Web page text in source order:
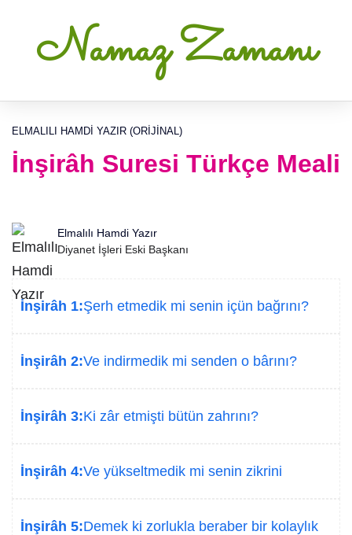
Namaz Zamanı
ELMALILI HAMDI YAZIR (ORIJINAL)
İnşirâh Suresi Türkçe Meali
Elmalılı Hamdi Yazır
Diyanet İşleri Eski Başkanı
İnşirâh 1:Şerh etmedik mi senin içün bağrını?
İnşirâh 2:Ve indirmedik mi senden o bârını?
İnşirâh 3:Ki zâr etmişti bütün zahrını?
İnşirâh 4:Ve yükseltmedik mi senin zikrini
İnşirâh 5:Demek ki zorlukla beraber bir kolaylık